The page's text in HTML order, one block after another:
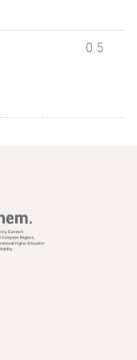
0.5